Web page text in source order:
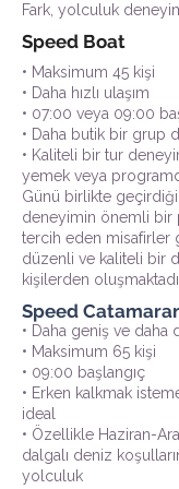
Fark, yolculuk
Speed Boat
• Maksimum 45 kişi
• Daha hızlı ulaşım
• 07:00 veya 09:00
• Daha butik bir grup
• Kaliteli bir tur
yemek veya
Günü birlikte
deneyimin önemli bir
tercih eden misafirler
düzenli ve kaliteli bir
kişilerden
Speed
• Daha geniş ve daha
• Maksimum 65 kişi
• 09:00 başlangıç
• Erken kalkmak
ideal
• Özellikle Haziran-
dalgalı deniz
yolculuk